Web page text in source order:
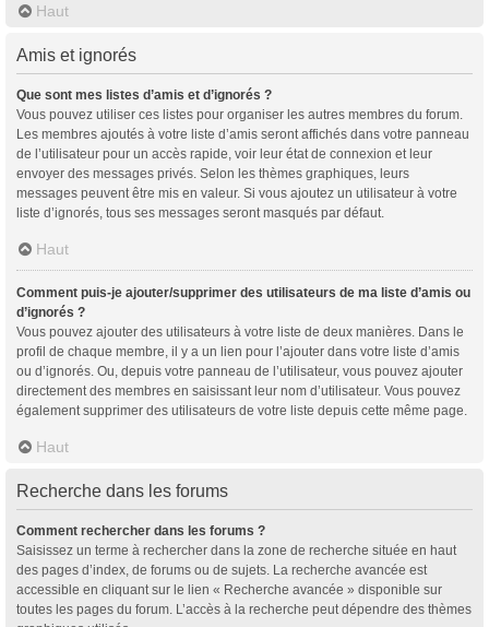
Haut
Amis et ignorés
Que sont mes listes d’amis et d’ignorés ?
Vous pouvez utiliser ces listes pour organiser les autres membres du forum.
Les membres ajoutés à votre liste d’amis seront affichés dans votre panneau
de l’utilisateur pour un accès rapide, voir leur état de connexion et leur
envoyer des messages privés. Selon les thèmes graphiques, leurs
messages peuvent être mis en valeur. Si vous ajoutez un utilisateur à votre
liste d’ignorés, tous ses messages seront masqués par défaut.
Haut
Comment puis-je ajouter/supprimer des utilisateurs de ma liste d’amis ou
d’ignorés ?
Vous pouvez ajouter des utilisateurs à votre liste de deux manières. Dans le
profil de chaque membre, il y a un lien pour l’ajouter dans votre liste d’amis
ou d’ignorés. Ou, depuis votre panneau de l’utilisateur, vous pouvez ajouter
directement des membres en saisissant leur nom d’utilisateur. Vous pouvez
également supprimer des utilisateurs de votre liste depuis cette même page.
Haut
Recherche dans les forums
Comment rechercher dans les forums ?
Saisissez un terme à rechercher dans la zone de recherche située en haut
des pages d’index, de forums ou de sujets. La recherche avancée est
accessible en cliquant sur le lien « Recherche avancée » disponible sur
toutes les pages du forum. L’accès à la recherche peut dépendre des thèmes